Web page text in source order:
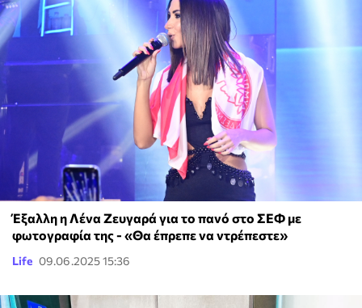
Έξαλλη η Λένα Ζευγαρά για το πανό στο ΣΕΦ με
φωτογραφία της - «Θα έπρεπε να ντρέπεστε»
Life 09.06.2025 15:36